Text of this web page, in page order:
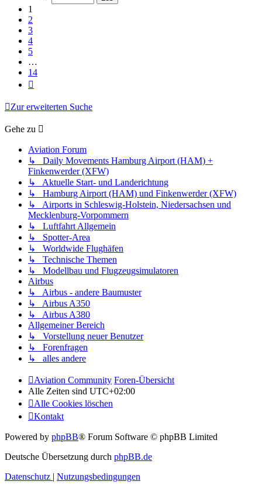
1
2
3
4
5
…
14
Zur erweiterten Suche
Gehe zu
Aviation Forum
↳ Daily Movements Hamburg Airport (HAM) +
Finkenwerder (XFW)
↳ Aktuelle Start- und Landerichtung
↳ Hamburg Airport (HAM) und Finkenwerder (XFW)
↳ Airports in Schleswig-Holstein, Niedersachsen und
Mecklenburg-Vorpommern
↳ Luftfahrt Allgemein
↳ Spotter-Area
↳ Worldwide Flughäfen
↳ Technische Themen
↳ Modellbau und Flugzeugsimulatoren
Airbus
↳ Airbus - andere Baumuster
↳ Airbus A350
↳ Airbus A380
Allgemeiner Bereich
↳ Vorstellung neuer Benutzer
↳ Forenfragen
↳ alles andere
Aviation Community Foren-Übersicht
Alle Zeiten sind UTC+02:00
Alle Cookies löschen
Kontakt
Powered by phpBB® Forum Software © phpBB Limited
Deutsche Übersetzung durch phpBB.de
Datenschutz
Nutzungsbedingungen